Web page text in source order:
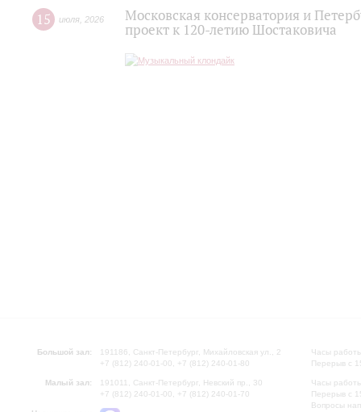
15 июля 2026
Московская консерватория и
проект к 120-летию Шостаковича
Большой зал:
191186, Санкт-Петербург, Михайловская ул., 2
+7 (812) 240-01-00, +7 (812) 240-01-80
Малый зал:
191011, Санкт-Петербург, Невский пр., 30
+7 (812) 240-01-00, +7 (812) 240-01-70
Часы
Перерыв с
Часы
Перерыв с
Вопросы